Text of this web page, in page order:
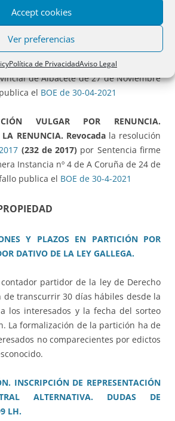
Accept cookies
Ver preferencias
Política de PrivacidadAviso Legal
(87 de 2019)
DE ANOTACIÓN DE EMBARGO DE
Revocadala Resolución
2016(40 de 2016)por sentencia firme
de Albacete de 27 de Noviembre
el BOE de 30-04-2021
VULGAR POR RENUNCIA.
LA RENUNCIA. Revocada la resolución
(232 de 2017) por Sentencia firme
Instancia nº 4 de A Coruña de 24 de
publica el BOE de 30-4-2021
Y PLAZOS EN PARTICIÓN POR
DATIVO DE LA LEY GALLEGA.
partidor de la ley de Derecho
de transcurrir 30 días hábiles desde la
los interesados y la fecha del sorteo
La formalización de la partición ha de
no comparecientes por edictos
INSCRIPCIÓN DE REPRESENTACIÓN
ALTERNATIVA. DUDAS DE
LH.